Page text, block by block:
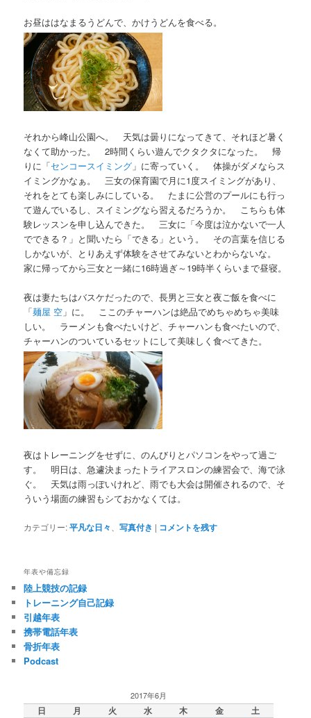
お昼ははなまるうどんで、かけうどんを食べる。
それから峰山公園へ。 天気は曇りになってきて、それほど暑く
なくて助かった。 2時間くらい遊んでクタクタになった。 帰
りに「センコースイミング 」に寄っていく。 体操がダメならス
イミングかなぁ。 三女の保育園で月に1度スイミングがあり、
それをとても楽しみにしている。 たまに公営のプールにも行っ
て遊んでいるし、スイミングなら習えるだろうか。 こちらも体
験レッスンを申し込んできた。 三女に「今度は泣かないで一人
でできる？」と聞いたら「できる」という。 その言葉を信じる
しかないが、とりあえず体験をさせてみないとわからないな。
家に帰ってから三女と一緒に16時過ぎ～19時半くらいまで昼寝。
夜は妻たちはバスケだったので、長男と三女と夜ご飯を食べに
「麺屋 空 」に。 ここのチャーハンは絶品でめちゃめちゃ美味
しい。 ラーメンも食べたいけど、チャーハンも食べたいので、
チャーハンのついているセットにして美味しく食べてきた。
夜はトレーニングをせずに、のんびりとパソコンをやって過ご
す。 明日は、急遽決まったトライアスロンの練習会で、海で泳
ぐ。 天気は雨っぽいけれど、雨でも大会は開催されるので、そ
ういう場面の練習もシておかなくては。
カテゴリー:平凡な日々 、写真付き | コメントを残す
年表や備忘録
陸上競技の記録
トレーニング自己記録
引越年表
携帯電話年表
骨折年表
Podcast
2017年6月
日 月 火 水 木 金
土